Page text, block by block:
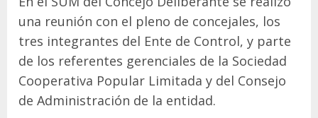
una reunión con el pleno de concejales, los
tres integrantes del Ente de Control, y parte
de los referentes gerenciales de la Sociedad
Cooperativa Popular Limitada y del Consejo
de Administración de la entidad.